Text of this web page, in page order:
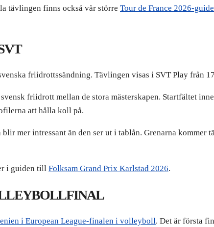
tävlingen finns också vår större Tour de France 2026-guide
friidrottssändning. Tävlingen visas i SVT Play från
friidrott mellan de stora mästerskapen. Startfältet
att hålla koll på.
mer intressant än den ser ut i tablån. Grenarna kommer
i guiden till Folksam Grand Prix Karlstad 2026.
i European League-finalen i volleyboll. Det är första